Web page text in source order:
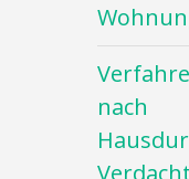
nach